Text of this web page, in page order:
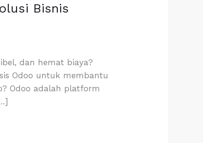
Bisnis
dan hemat biaya?
Odoo untuk membantu
Odoo adalah platform